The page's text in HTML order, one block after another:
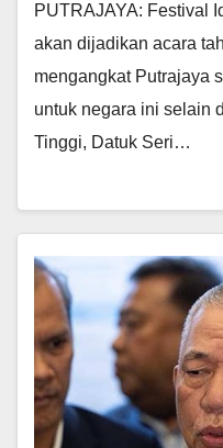
PUTRAJAYA: Festival
akan dijadikan acara
mengangkat Putrajaya
untuk negara ini selain
Tinggi, Datuk Seri…